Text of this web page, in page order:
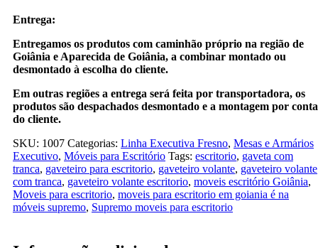
Entrega:
Entregamos os produtos com caminhão próprio na região de
Goiânia e Aparecida de Goiânia, a combinar montado ou
desmontado à escolha do cliente.
Em outras regiões a entrega será feita por transportadora, os
produtos são despachados desmontado e a montagem por conta
do cliente.
SKU: 1007 Categorias: Linha Executiva Fresno, Mesas e Armários
Executivo, Móveis para Escritório Tags: escritorio, gaveta com
tranca, gaveteiro para escritorio, gaveteiro volante, gaveteiro volante
com tranca, gaveteiro volante escritorio, moveis escritório Goiânia,
Moveis para escritorio, moveis para escritorio em goiania é na
móveis supremo, Supremo moveis para escritorio